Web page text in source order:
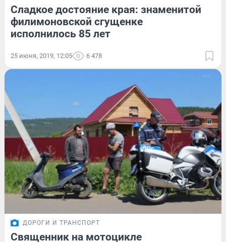
Сладкое достояние края: знаменитой
филимоновской сгущенке
исполнилось 85 лет
25 июня, 2019, 12:05 6 478
ДОРОГИ И ТРАНСПОРТ
Священник на мотоцикле